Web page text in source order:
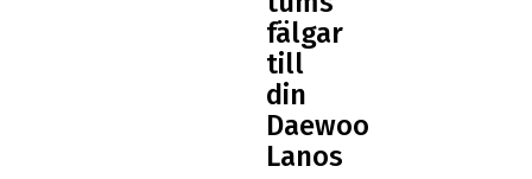
fälgar
till
din
Daewoo
Lanos